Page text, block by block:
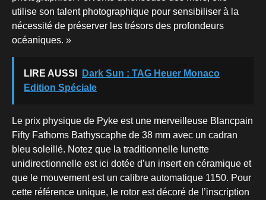
utilise son talent photographique pour sensibiliser à la
nécessité de préserver les trésors des profondeurs
océaniques. »
LIRE AUSSI
Dark Sun : TAG Heuer Monaco
Edition Spéciale
Le prix physique de Pyke est une merveilleuse Blancpain
Fifty Fathoms Bathyscaphe de 38 mm avec un cadran
bleu soleillé. Notez que la traditionnelle lunette
unidirectionnelle est ici dotée d’un insert en céramique et
que le mouvement est un calibre automatique 1150. Pour
cette référence unique, le rotor est décoré de l’inscription